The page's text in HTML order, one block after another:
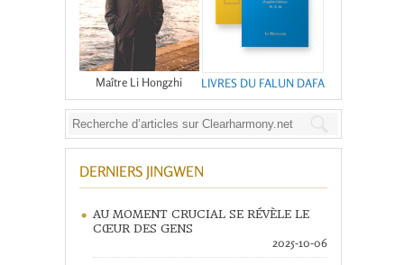
Maître Li Hongzhi LIVRES DU FALUN DAFA
DERNIERS JINGWEN
AU MOMENT CRUCIAL SE RÉVÈLE LE
CŒUR DES GENS
2025-10-06